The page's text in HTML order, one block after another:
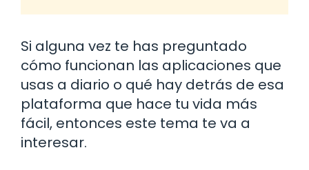
Si alguna vez te has preguntado
cómo funcionan las aplicaciones que
usas a diario o qué hay detrás de esa
plataforma que hace tu vida más
fácil, entonces este tema te va a
interesar.